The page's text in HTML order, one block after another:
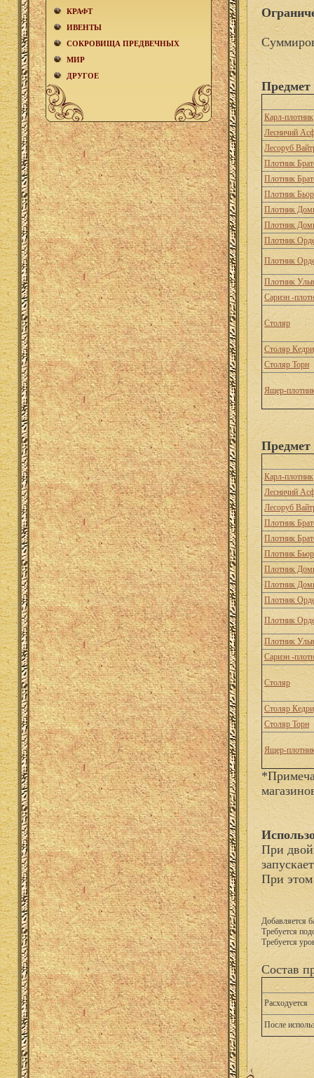
КРАФТ
ИВЕНТЫ
СОКРОВИЩА ПРЕДВЕЧНЫХ
МИР
ДРУГОЕ
Карл-плотник
Лесничий
Лесоруб
Плотник
Плотник
Плотник
Плотник
Плотник
Плотник
Плотник
Плотник Ульв
Сариэн -
Столяр
Столяр
Столяр Торн
Ящер-
Карл-плотник
Лесничий
Лесоруб
Плотник
Плотник
Плотник
Плотник
Плотник
Плотник
Плотник
Плотник Ульв
Сариэн -
Столяр
Столяр
Столяр Торн
Ящер-
При
При этом
Добавляется
Требуется
Требуется
Состав
Расходуется
После